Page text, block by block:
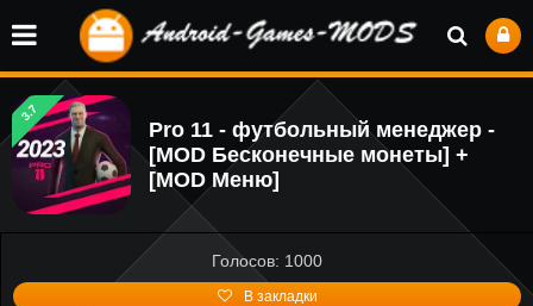
3.7
Pro 11 - футбольный менеджер -
[MOD Бесконечные монеты] +
[MOD Меню]
Голосов: 1000
В закладки